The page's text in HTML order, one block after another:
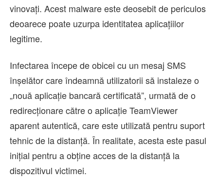
vinovați. Acest malware este deosebit de periculos
deoarece poate uzurpa identitatea aplicațiilor
legitime.
Infectarea începe de obicei cu un mesaj SMS
înșelător care îndeamnă utilizatorii să instaleze o
„nouă aplicație bancară certificată”, urmată de o
redirecționare către o aplicație TeamViewer
aparent autentică, care este utilizată pentru suport
tehnic de la distanță. În realitate, acesta este pasul
inițial pentru a obține acces de la distanță la
dispozitivul victimei.